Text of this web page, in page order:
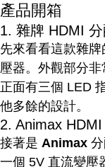
產品開箱
1. 雜牌 HDMI
先來看看這款雜
壓器。外觀部分
正面有三個 LED
他多餘的設計。
2. Animax
接著是 Animax
一個 5V 直流變壓